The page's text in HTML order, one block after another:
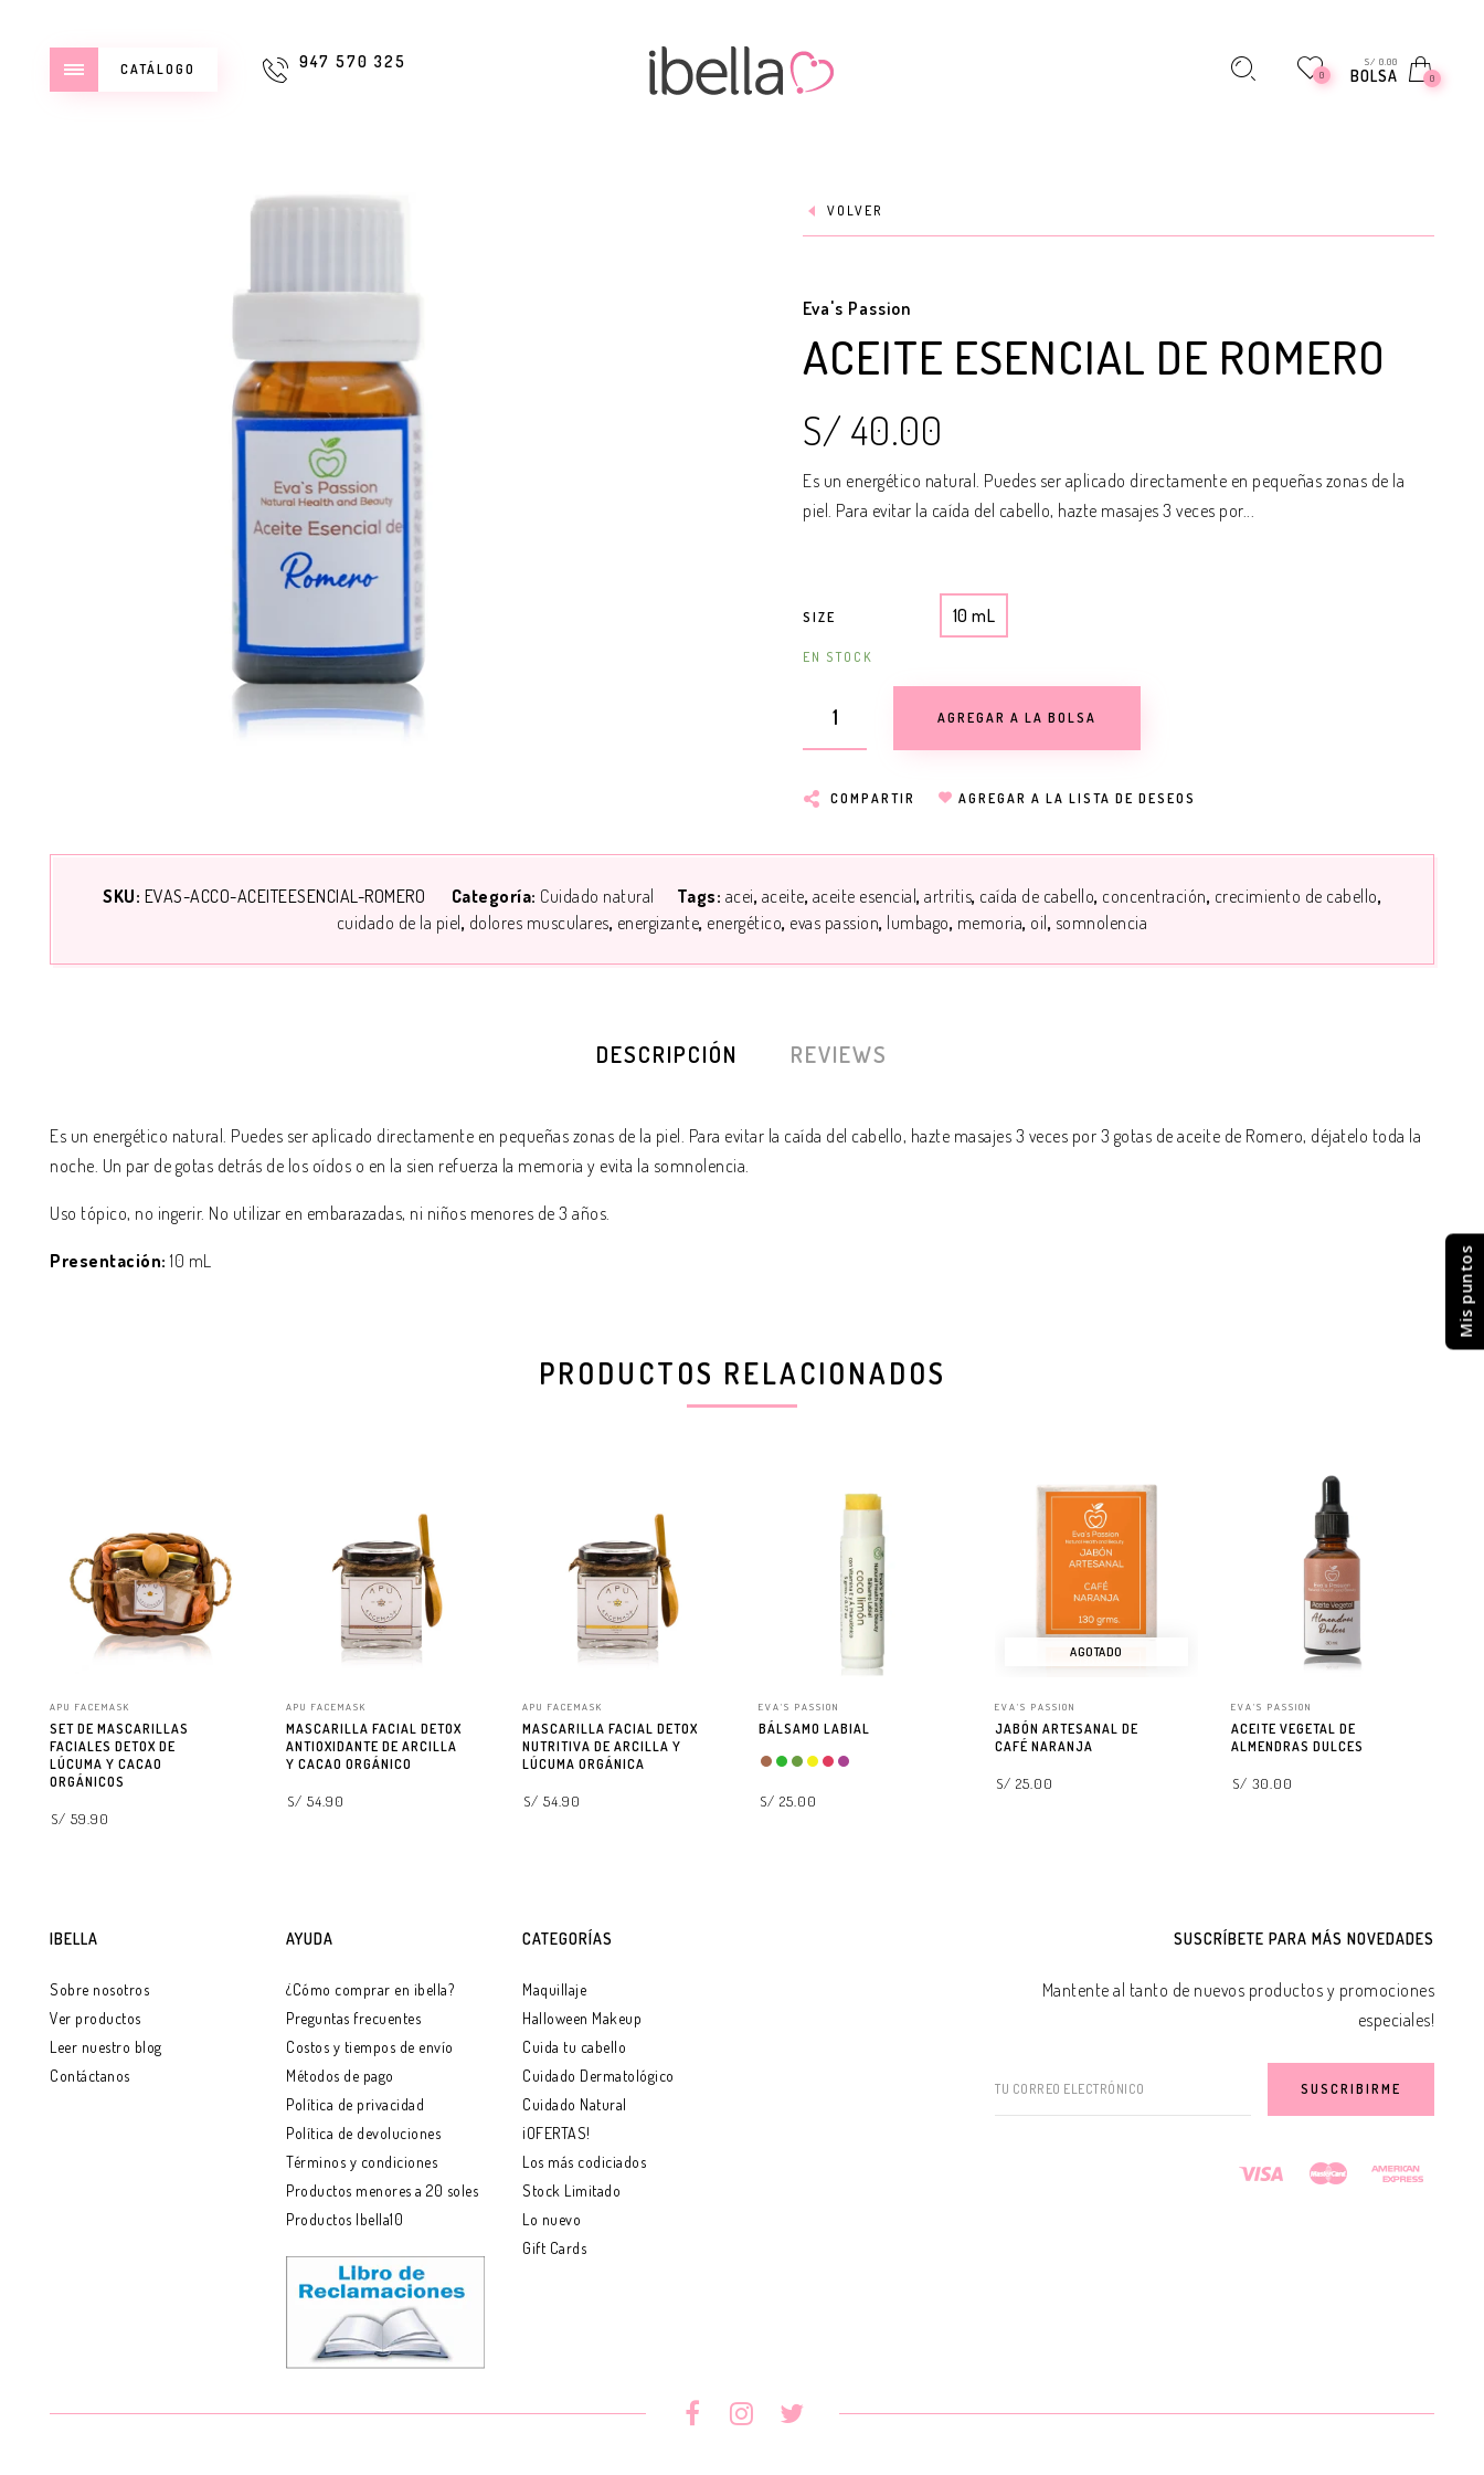
CATÁLOGO 947 570 325
0
S/ 0.00
BOLSA 0
VOLVER
Eva's Passion
ACEITE ESENCIAL DE ROMERO
S/ 40.00
Es un energético natural. Puedes ser aplicado directamente en pequeñas zonas de la
piel. Para evitar la caída del cabello, hazte masajes 3 veces por...
SIZE 10 mL
EN STOCK
AGREGAR A LA BOLSA
COMPARTIR AGREGAR A LA LISTA DE DESEOS
SKU: EVAS-ACCO-ACEITEESENCIAL-ROMERO Categoría: Cuidado natural Tags: acei aceite aceite esencial artritis caída de cabello concentración crecimiento de cabello
cuidado de la piel dolores musculares energizante energético evas passion lumbago memoria oil somnolencia
DESCRIPCIÓN REVIEWS
Es un energético natural. Puedes ser aplicado directamente en pequeñas zonas de la piel. Para evitar la caída del cabello, hazte masajes 3 veces por 3 gotas de aceite de Romero, déjatelo toda la
noche. Un par de gotas detrás de los oídos o en la sien refuerza la memoria y evita la somnolencia.
Uso tópico, no ingerir. No utilizar en embarazadas, ni niños menores de 3 años.
Presentación: 10 mL
PRODUCTOS RELACIONADOS
APU FACEMASK
SET DE MASCARILLAS
FACIALES DETOX DE
LÚCUMA Y CACAO
ORGÁNICOS
S/ 59.90
APU FACEMASK
MASCARILLA FACIAL DETOX
ANTIOXIDANTE DE ARCILLA
Y CACAO ORGÁNICO
S/ 54.90
APU FACEMASK
MASCARILLA FACIAL DETOX
NUTRITIVA DE ARCILLA Y
LÚCUMA ORGÁNICA
S/ 54.90
EVA'S PASSION
BÁLSAMO LABIAL
S/ 25.00
AGOTADO
EVA'S PASSION
JABÓN ARTESANAL DE
CAFÉ NARANJA
S/ 25.00
EVA'S PASSION
ACEITE VEGETAL DE
ALMENDRAS DULCES
S/ 30.00
IBELLA
Sobre nosotros
Ver productos
Leer nuestro blog
Contáctanos
AYUDA
¿Cómo comprar en ibella?
Preguntas frecuentes
Costos y tiempos de envío
Métodos de pago
Política de privacidad
Política de devoluciones
Términos y condiciones
Productos menores a 20 soles
Productos Ibella10
CATEGORÍAS
Maquillaje
Halloween Makeup
Cuida tu cabello
Cuidado Dermatológico
Cuidado Natural
¡OFERTAS!
Los más codiciados
Stock Limitado
Lo nuevo
Gift Cards
SUSCRÍBETE PARA MÁS NOVEDADES
Mantente al tanto de nuevos productos y promociones
especiales!
TU CORREO ELECTRÓNICO
Mis puntos